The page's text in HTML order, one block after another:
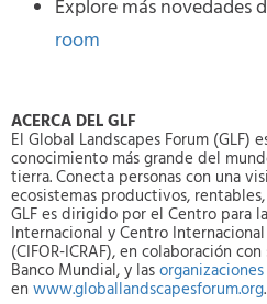
Explore más novedades
room
ACERCA DEL GLF
El Global Landscapes Forum (GLF)
conocimiento más grande del
tierra. Conecta personas con una
ecosistemas productivos,
GLF es dirigido por el Centro para
Internacional y Centro
(CIFOR-ICRAF), en colaboración
Banco Mundial, y las
en www.globallandscapesforum.org.